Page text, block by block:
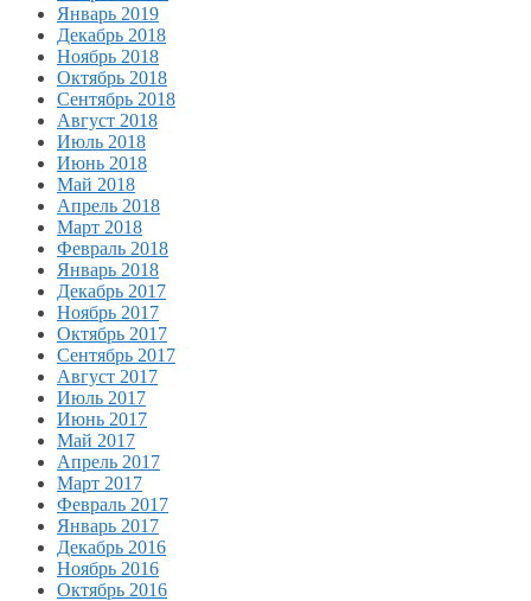
Январь 2019
Декабрь 2018
Ноябрь 2018
Октябрь 2018
Сентябрь 2018
Август 2018
Июль 2018
Июнь 2018
Май 2018
Апрель 2018
Март 2018
Февраль 2018
Январь 2018
Декабрь 2017
Ноябрь 2017
Октябрь 2017
Сентябрь 2017
Август 2017
Июль 2017
Июнь 2017
Май 2017
Апрель 2017
Март 2017
Февраль 2017
Январь 2017
Декабрь 2016
Ноябрь 2016
Октябрь 2016